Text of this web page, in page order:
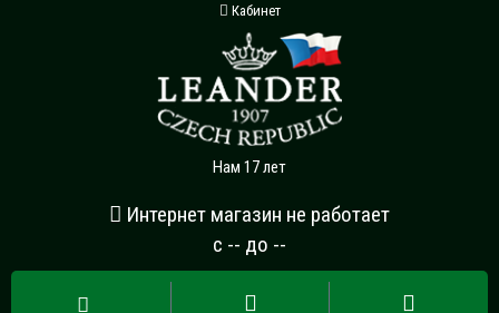
Кабинет
Нам 17 лет
Интернет магазин не работает
с -- до --